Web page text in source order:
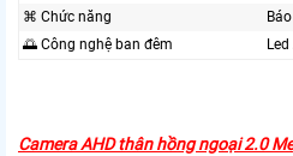
⌘ Chức năng
🌅 Công nghệ ban đêm
Camera AHD thân hồng ngoại 2.0